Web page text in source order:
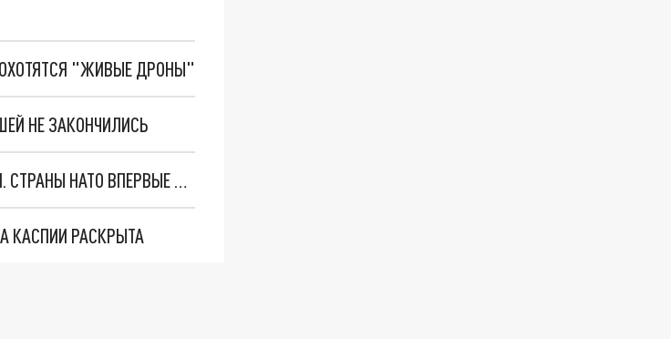
"ЖИВЫЕ ДРОНЫ"
НЕ ЗАКОНЧИЛИСЬ
"ОЧЕНЬ ПЛОХИЕ НОВОСТИ": БОЛЬШАЯ ОШИБКА PALANTIR В РОССИИ. СТРАНЫ НАТО ВПЕРВЫЕ ЗА СВО ОСТАНОВИЛИ ПОСТАВКИ ОРУЖИЯ. ВСУ ТЕРЯЮТ ПРИГРАНИЧЬЕ?
КАСПИИ РАСКРЫТА